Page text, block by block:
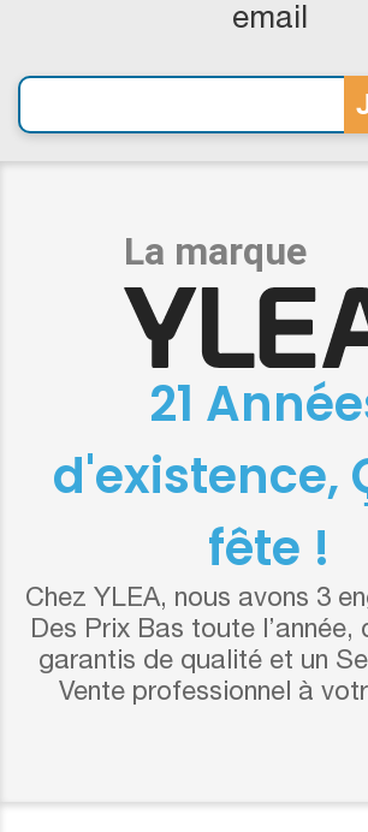
email
21
d'existence,
fête !
Chez YLEA, nous avons 3
Des Prix Bas toute l’année,
garantis de qualité et un
Vente professionnel à